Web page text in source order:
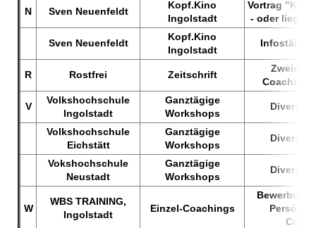
N Sven Neuenfeldt
Kopf.Kino
Ingolstadt
Vortrag
- oder liegt
Sven Neuenfeldt
Kopf.Kino
Ingolstadt
Infostände
R Rostfrei Zeitschrift
Coaching-
V
Volkshochschule
Ingolstadt
Ganztägige
Workshops
Diverse
Volkshochschule
Eichstätt
Ganztägige
Workshops
Diverse
Vokshochschule
Neustadt
Ganztägige
Workshops
Diverse
W
WBS TRAINING,
Ingolstadt
Einzel-Coachings